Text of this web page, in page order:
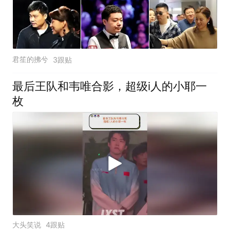
君笙的拂兮 3跟贴
最后王队和韦唯合影，超级i人的小耶一
枚
大头笑说 4跟贴